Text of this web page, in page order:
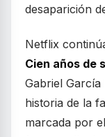
desaparición
Netflix
Cien años de
Gabriel
historia de la
marcada por